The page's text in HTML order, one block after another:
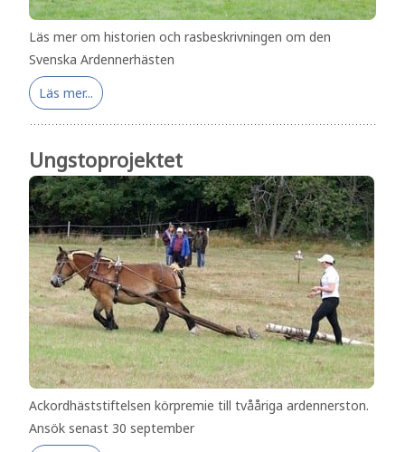
Läs mer om historien och rasbeskrivningen om den
Svenska Ardennerhästen
Läs mer...
Ungstoprojektet
Ackordhäststiftelsen körpremie till tvååriga ardennerston.
Ansök senast 30 september